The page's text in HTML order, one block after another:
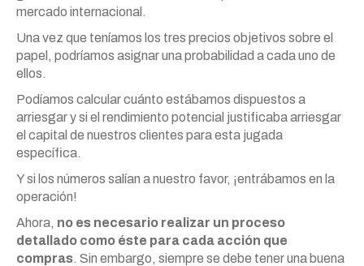
mercado internacional.
Una vez que teníamos los tres precios objetivos sobre el
papel, podríamos asignar una probabilidad a cada uno de
ellos.
Podíamos calcular cuánto estábamos dispuestos a
arriesgar y si el rendimiento potencial justificaba arriesgar
el capital de nuestros clientes para esta jugada
específica.
Y si los números salían a nuestro favor, ¡entrábamos en la
operación!
Ahora, no es necesario realizar un proceso
detallado como éste para cada acción que
compras. Sin embargo, siempre se debe tener una buena